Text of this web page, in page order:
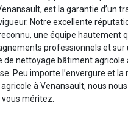
est la garantie d’un
Notre excellente
une équipe hautement
professionnels et sur
de nettoyage bâtiment agricole
Peu importe l’envergure et la
à Venansault, nous
méritez.